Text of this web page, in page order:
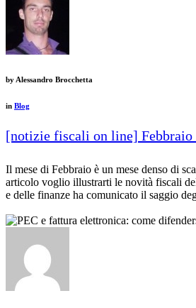
by Alessandro Brocchetta
in Blog
[notizie fiscali on line] Febbraio
Il mese di Febbraio è un mese denso di
articolo voglio illustrarti le novità fiscali
e delle finanze ha comunicato il saggio